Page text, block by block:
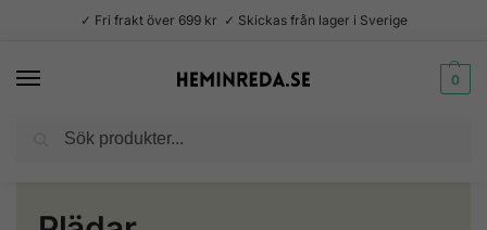
✓ Fri frakt över 699 kr ✓ Skickas från lager i Sverige
0
Plädar